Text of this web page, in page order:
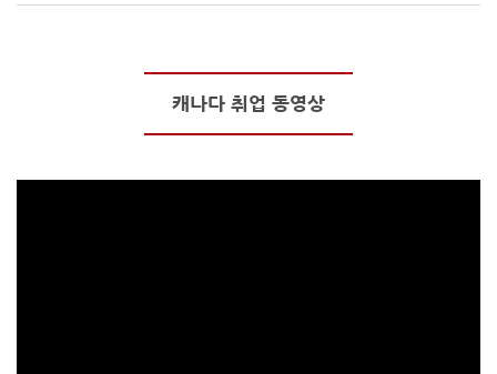
캐나다 취업 동영상